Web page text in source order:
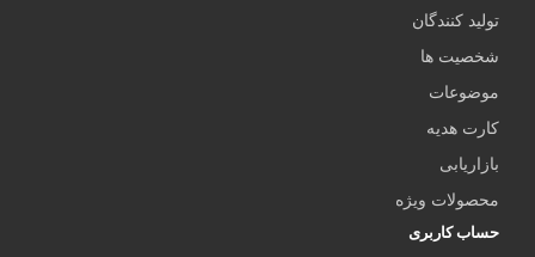
تولید کنندگان
شخصیت ها
موضوعات
کارت هدیه
بازاریابی
محصولات ویژه
حساب کاربری